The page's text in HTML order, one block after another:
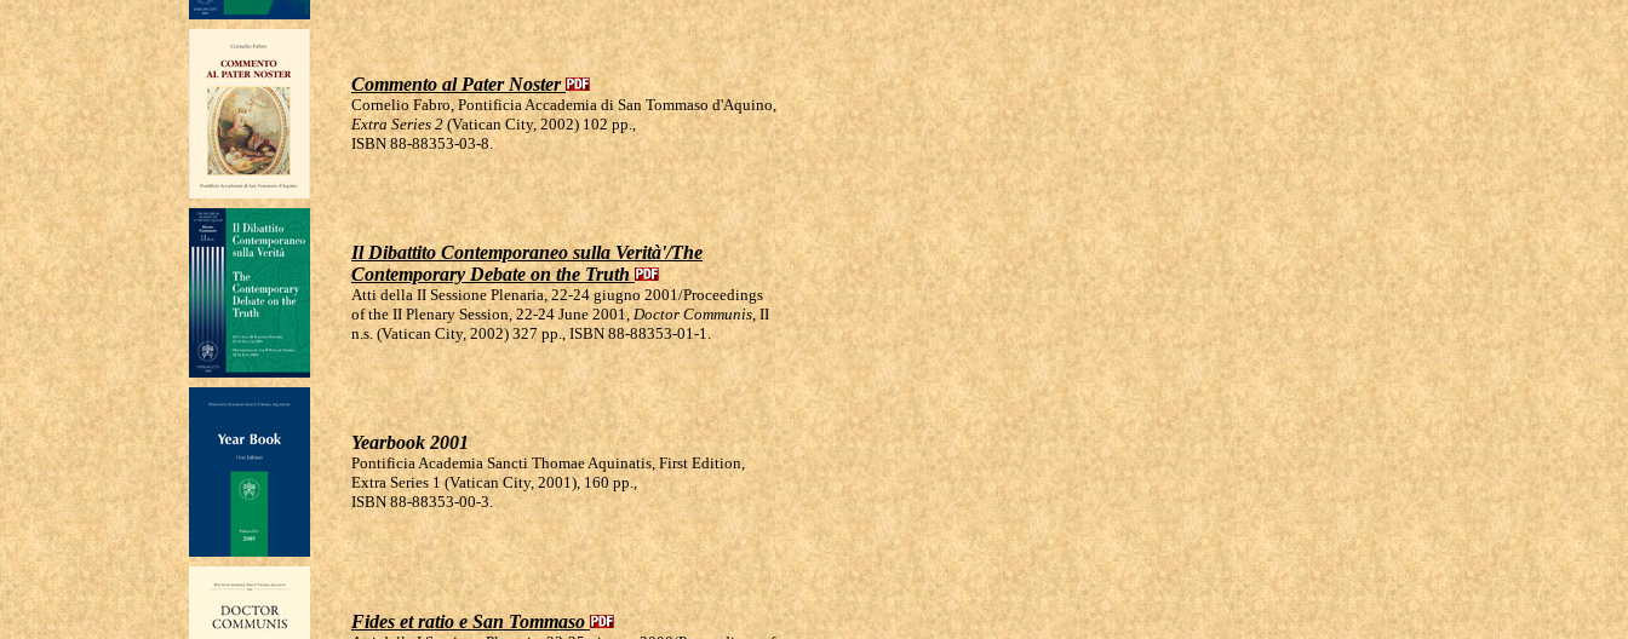
Commento al Pater Noster
Cornelio Fabro, Pontificia Accademia di San Tommaso d'Aquino,
Extra Series 2(Vatican City, 2002) 102 pp.,
ISBN 88-88353-03-8.
Il Dibattito Contemporaneo sulla Verità'/The
Contemporary Debate on the Truth
Atti della II Sessione Plenaria, 22-24 giugno 2001/Proceedings
of the II Plenary Session, 22-24 June 2001,Doctor Communis, II
n.s. (Vatican City, 2002) 327 pp., ISBN 88-88353-01-1.
Yearbook 2001
Pontificia Academia Sancti Thomae Aquinatis, First Edition,
Extra Series 1 (Vatican City, 2001), 160 pp.,
ISBN 88-88353-00-3.
Fides et ratio e San Tommaso